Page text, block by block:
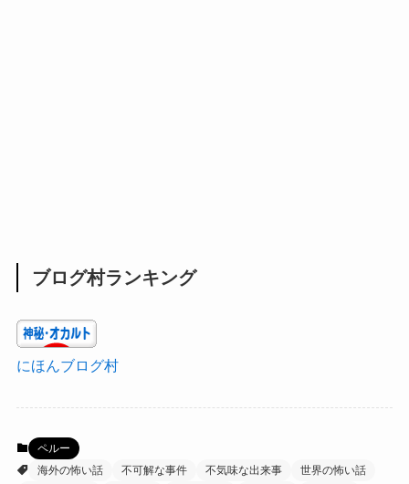
ブログ村ランキング
にほんブログ村
ペルー
海外の怖い話
不可解な事件 不気味な出来事
世界の怖い話